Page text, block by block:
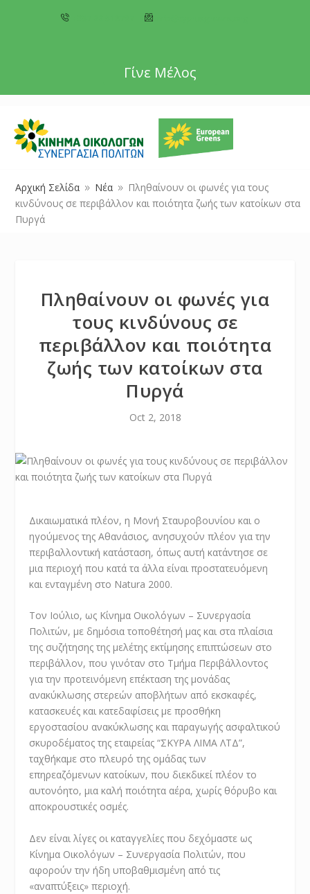
Γίνε Μέλος
Αρχική Σελίδα 9 Νέα 9
Πληθαίνουν οι φωνές για τους
κινδύνους σε περιβάλλον και ποιότητα ζωής των κατοίκων στα
Πυργά
Πληθαίνουν οι φωνές για
τους κινδύνους σε
περιβάλλον και ποιότητα
ζωής των κατοίκων στα
Πυργά
Oct 2, 2018
Δικαιωματικά πλέον, η Μονή Σταυροβουνίου και ο
ηγούμενος της Αθανάσιος, ανησυχούν πλέον για την
περιβαλλοντική κατάσταση, όπως αυτή κατάντησε σε
μια περιοχή που κατά τα άλλα είναι προστατευόμενη
και ενταγμένη στο Natura 2000.
Τον Ιούλιο, ως Κίνημα Οικολόγων – Συνεργασία
Πολιτών, με δημόσια τοποθέτησή μας και στα πλαίσια
της συζήτησης της μελέτης εκτίμησης επιπτώσεων στο
περιβάλλον, που γινόταν στο Τμήμα Περιβάλλοντος
για την προτεινόμενη επέκταση της μονάδας
ανακύκλωσης στερεών αποβλήτων από εκσκαφές,
κατασκευές και κατεδαφίσεις με προσθήκη
εργοστασίου ανακύκλωσης και παραγωγής ασφαλτικού
σκυροδέματος της εταιρείας “ΣΚΥΡΑ ΛΙΜΑ ΛΤΔ”,
ταχθήκαμε στο πλευρό της ομάδας των
επηρεαζόμενων κατοίκων, που διεκδικεί πλέον το
αυτονόητο, μια καλή ποιότητα αέρα, χωρίς θόρυβο και
αποκρουστικές οσμές.
Δεν είναι λίγες οι καταγγελίες που δεχόμαστε ως
Κίνημα Οικολόγων – Συνεργασία Πολιτών, που
αφορούν την ήδη υποβαθμισμένη από τις
«αναπτύξεις» περιοχή.